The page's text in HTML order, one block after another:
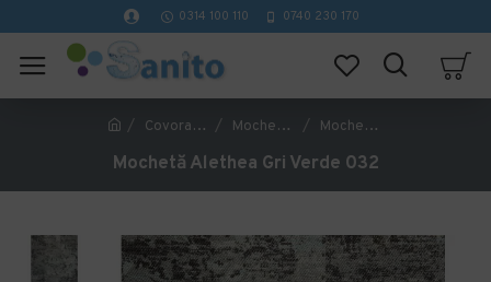
0314 100 110 0740 230 170
Covorase Profesionale Mochete Birou si Horeca Mochetă Alethea Gri Verde 032
Mochetă Alethea Gri Verde 032